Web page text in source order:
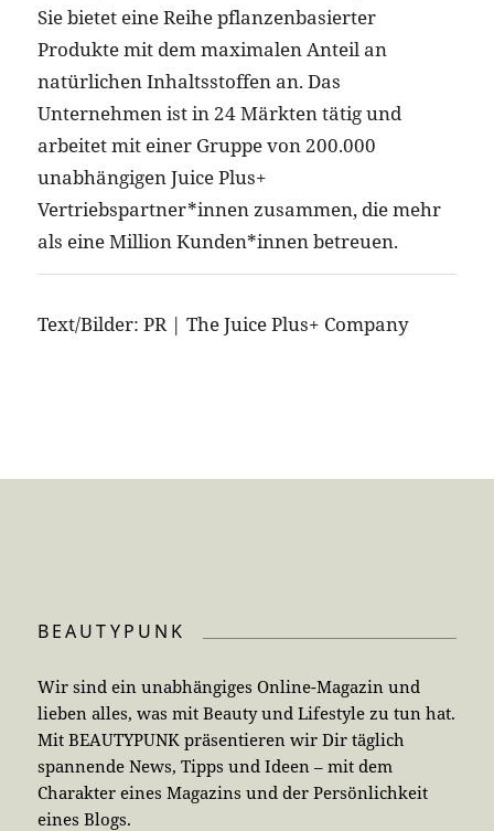
Sie bietet eine Reihe pflanzenbasierter
Produkte mit dem maximalen Anteil an
natürlichen Inhaltsstoffen an. Das
Unternehmen ist in 24 Märkten tätig und
arbeitet mit einer Gruppe von 200.000
unabhängigen Juice Plus+
Vertriebspartner*innen zusammen, die mehr
als eine Million Kunden*innen betreuen.
Text/Bilder: PR | The Juice Plus+ Company
BEAUTYPUNK
Wir sind ein unabhängiges Online-Magazin und
lieben alles, was mit Beauty und Lifestyle zu tun hat.
Mit BEAUTYPUNK präsentieren wir Dir täglich
spannende News, Tipps und Ideen – mit dem
Charakter eines Magazins und der Persönlichkeit
eines Blogs.